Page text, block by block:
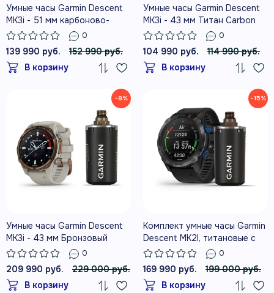
Умные часы Garmin Descent
MK3i - 51 мм карбоново-
серые DLC титановые с DLC
титановым ремешком
0
139 990 руб.
152 990 руб.
В корзину
Умные часы Garmin Descent
MK3i - 43 мм Титан Carbon
Grey DLC с черным
силиконовым ремешком
0
104 990 руб.
114 990 руб.
В корзину
−8%
Умные часы Garmin Descent
MK3i - 43 мм Бронзовый
титан с PVD-покрытием,
силиконовый ремешок
французского серого цвета
и трансивер Descent T2
0
209 990 руб.
229 000 руб.
В корзину
−15%
Комплект умные часы Garmin
Descent MK2I, титановые с
DLC-покрытием и черным
ремешком + датчик Descent
T1
0
169 990 руб.
199 000 руб.
В корзину